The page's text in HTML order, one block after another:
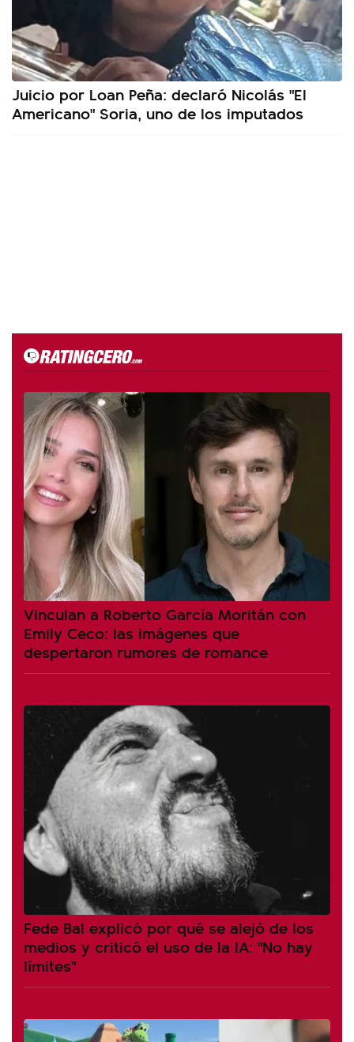
Juicio por Loan Peña: declaró Nicolás "El
Americano" Soria, uno de los imputados
Vinculan a Roberto García Moritán con
Emily Ceco: las imágenes que
despertaron rumores de romance
Fede Bal explicó por qué se alejó de los
medios y criticó el uso de la IA: "No hay
límites"